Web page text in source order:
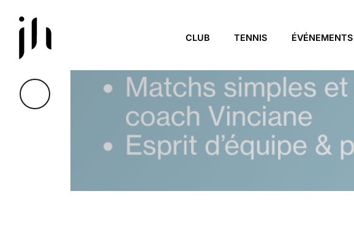
Skip to main content
CLUB TENNIS ÉVÉNEMENTS